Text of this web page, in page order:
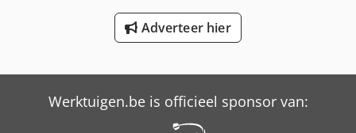
Versalift Lat-38-135-HAdverteer hier
Werktuigen.be is officieel sponsor van: